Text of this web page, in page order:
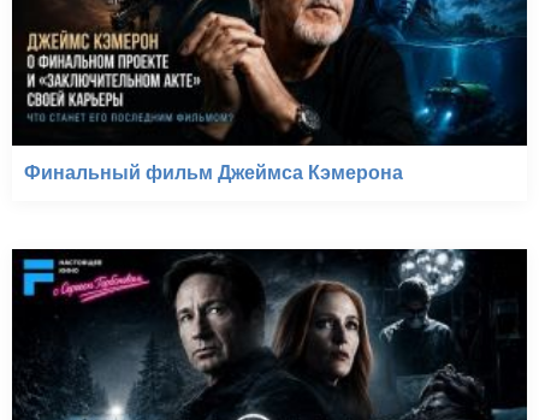
Финальный фильм Джеймса Кэмерона